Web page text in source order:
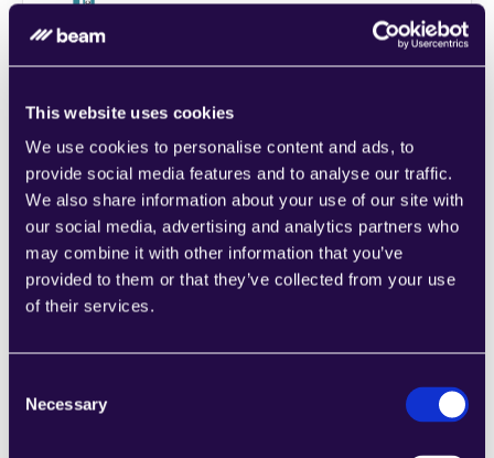
This website uses cookies
We use cookies to personalise content and ads, to
provide social media features and to analyse our traffic.
We also share information about your use of our site with
our social media, advertising and analytics partners who
may combine it with other information that you’ve
provided to them or that they’ve collected from your use
of their services.
Selection
Necessary
1CRM
Kombinieren Sie Abschnitte aus einer Reihe
zusammenzustellen, die den
Anforderungen Ihres wachsenden
Unternehmens entsprechen.
Learn more
von Kategorien, um Seiten einfach